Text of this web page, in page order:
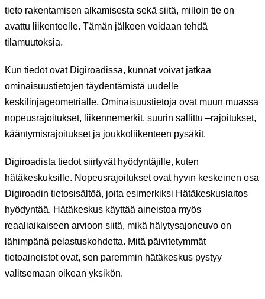
tieto rakentamisen alkamisesta sekä siitä, milloin tie on
avattu liikenteelle. Tämän jälkeen voidaan tehdä
tilamuutoksia.
Kun tiedot ovat Digiroadissa, kunnat voivat jatkaa
ominaisuustietojen täydentämistä uudelle
keskilinjageometrialle. Ominaisuustietoja ovat muun muassa
nopeusrajoitukset, liikennemerkit, suurin sallittu –rajoitukset,
kääntymisrajoitukset ja joukkoliikenteen pysäkit.
Digiroadista tiedot siirtyvät hyödyntäjille, kuten
hätäkeskuksille. Nopeusrajoitukset ovat hyvin keskeinen osa
Digiroadin tietosisältöä, joita esimerkiksi Hätäkeskuslaitos
hyödyntää. Hätäkeskus käyttää aineistoa myös
reaaliaikaiseen arvioon siitä, mikä hälytysajoneuvo on
lähimpänä pelastuskohdetta. Mitä päivitetymmät
tietoaineistot ovat, sen paremmin hätäkeskus pystyy
valitsemaan oikean yksikön.